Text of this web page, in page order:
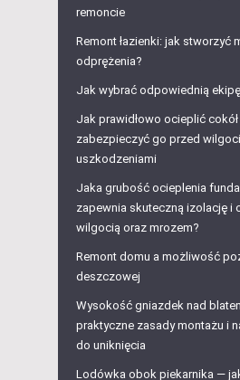
remoncie
Remont łazienki: jak stworzyć
odprężenia?
Jak wybrać odpowiednią
Jak prawidłowo ocieplić
zabezpieczyć go przed
uszkodzeniami
Jaka grubość ocieplenia
zapewnia skuteczną izolację i
wilgocią oraz mrozem?
Remont domu a możliwość
deszczowej
Wysokość gniazdek nad
praktyczne zasady montażu i
do uniknięcia
Lodówka obok piekarnika —